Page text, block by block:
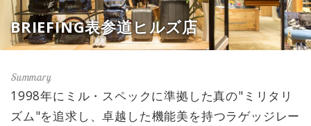
BRIEFING表参道ヒルズ店
1998年にミル・スペックに準拠した真の"ミリタリ
ズム"を追求し、卓越した機能美を持つラゲッジレー